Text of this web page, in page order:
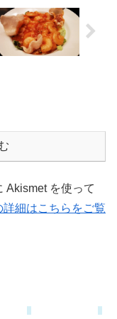
Akismet を使って
細はこちらをご覧